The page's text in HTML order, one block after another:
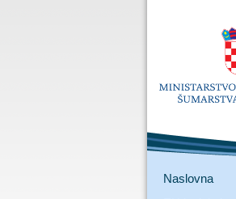
Naslovna